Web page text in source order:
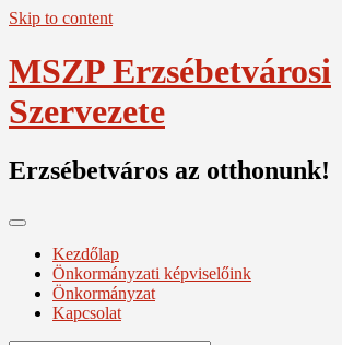
Skip to content
MSZP Erzsébetvárosi
Szervezete
Erzsébetváros az otthonunk!
Kezdőlap
Önkormányzati képviselőink
Önkormányzat
Kapcsolat